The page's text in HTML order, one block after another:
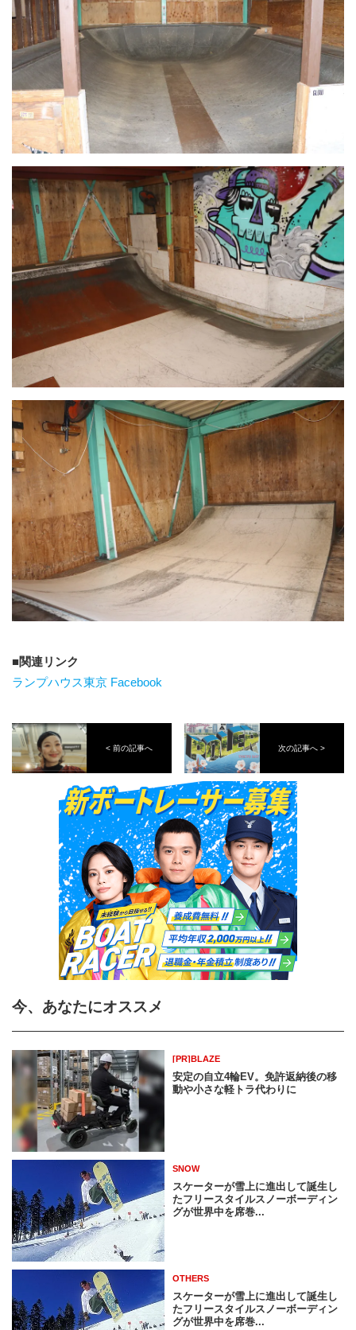
関連リンク
ランプハウス東京 Facebook
< 前の記事へ 次の記事へ >
今、あなたにオススメ
[PR]BLAZE
安定の自立4輪EV。免許返納後の移
動や小さな軽トラ代わりに
SNOW
スケーターが雪上に進出して誕生し
たフリースタイルスノーボーディン
グが世界中を席巻...
OTHERS
スケーターが雪上に進出して誕生し
たフリースタイルスノーボーディン
グが世界中を席巻...